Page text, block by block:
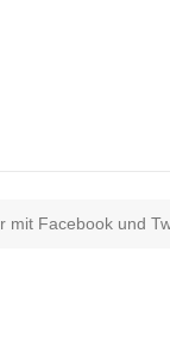
mit Facebook und